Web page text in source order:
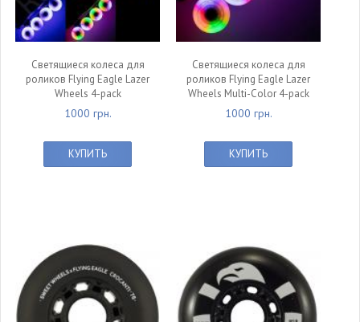
Светящиеся колеса для
роликов Flying Eagle Lazer
Wheels 4-pack
1000 грн.
КУПИТЬ
Светящиеся колеса для
роликов Flying Eagle Lazer
Wheels Multi-Color 4-pack
1000 грн.
КУПИТЬ